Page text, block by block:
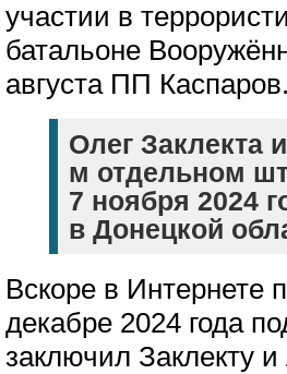
участии в
батальоне
августа ПП
Олег Заклекта
м отдельном
7 ноября 2024
в Донецкой
Вскоре в Интернете
декабре 2024 года
заключил Заклекту